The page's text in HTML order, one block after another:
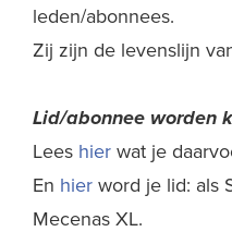
leden/abonnees.
Zij zijn de levenslijn
Lid/abonnee worden
Lees hierwat je
En hierword je lid: als
Mecenas XL.